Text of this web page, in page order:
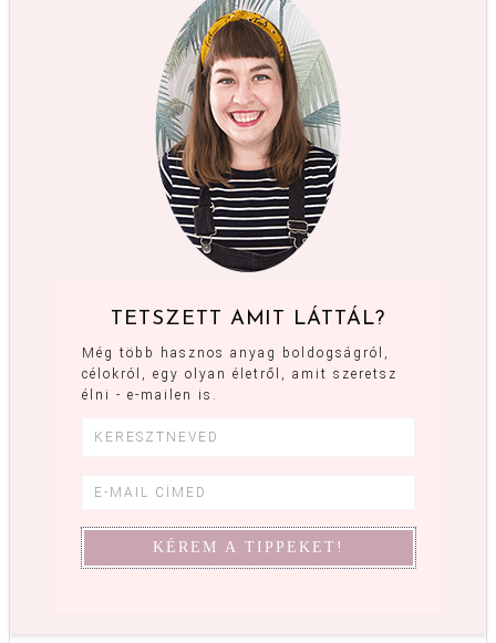
TETSZETT AMIT LÁTTÁL?
Még több hasznos anyag boldogságról,
célokról, egy olyan életről, amit szeretsz
élni - e-mailen is.